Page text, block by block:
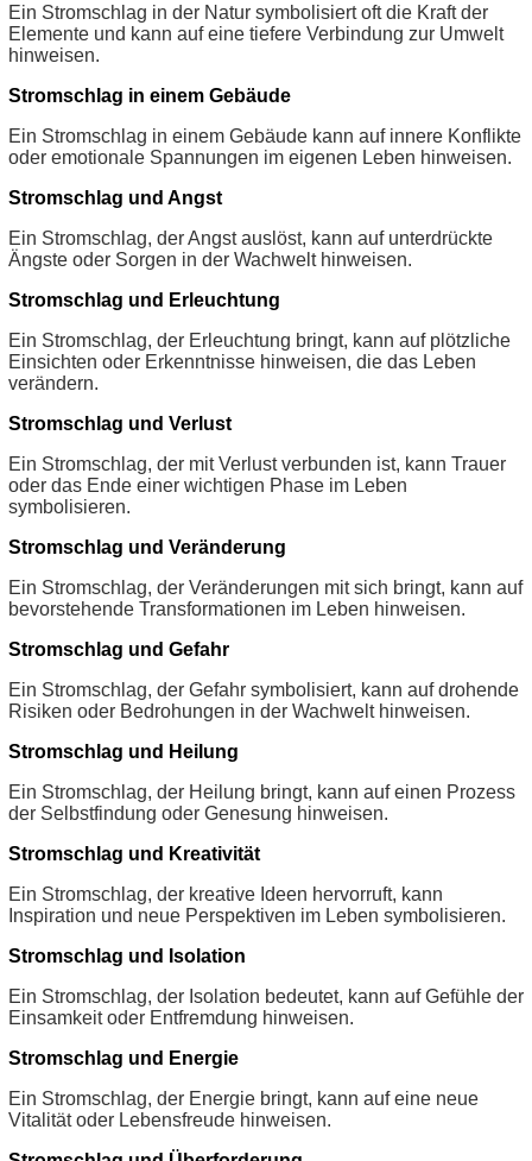
Ein Stromschlag in der Natur symbolisiert oft die Kraft der
Elemente und kann auf eine tiefere Verbindung zur Umwelt
hinweisen.
Stromschlag in einem Gebäude
Ein Stromschlag in einem Gebäude kann auf innere Konflikte
oder emotionale Spannungen im eigenen Leben hinweisen.
Stromschlag und Angst
Ein Stromschlag, der Angst auslöst, kann auf unterdrückte
Ängste oder Sorgen in der Wachwelt hinweisen.
Stromschlag und Erleuchtung
Ein Stromschlag, der Erleuchtung bringt, kann auf plötzliche
Einsichten oder Erkenntnisse hinweisen, die das Leben
verändern.
Stromschlag und Verlust
Ein Stromschlag, der mit Verlust verbunden ist, kann Trauer
oder das Ende einer wichtigen Phase im Leben
symbolisieren.
Stromschlag und Veränderung
Ein Stromschlag, der Veränderungen mit sich bringt, kann auf
bevorstehende Transformationen im Leben hinweisen.
Stromschlag und Gefahr
Ein Stromschlag, der Gefahr symbolisiert, kann auf drohende
Risiken oder Bedrohungen in der Wachwelt hinweisen.
Stromschlag und Heilung
Ein Stromschlag, der Heilung bringt, kann auf einen Prozess
der Selbstfindung oder Genesung hinweisen.
Stromschlag und Kreativität
Ein Stromschlag, der kreative Ideen hervorruft, kann
Inspiration und neue Perspektiven im Leben symbolisieren.
Stromschlag und Isolation
Ein Stromschlag, der Isolation bedeutet, kann auf Gefühle der
Einsamkeit oder Entfremdung hinweisen.
Stromschlag und Energie
Ein Stromschlag, der Energie bringt, kann auf eine neue
Vitalität oder Lebensfreude hinweisen.